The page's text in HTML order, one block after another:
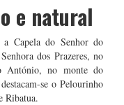
e natural
Capela do Senhor do
dos Prazeres, no
António, no monte do
se o Pelourinho
Ribatua.